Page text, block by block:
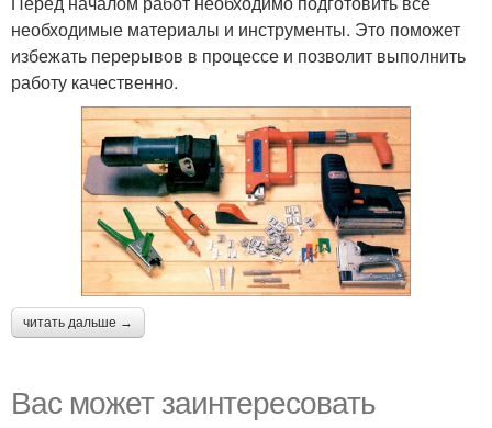
необходимые материалы и инструменты. Это поможет
избежать перерывов в процессе и позволит выполнить
работу качественно.
читать дальше →
Вас может заинтересовать